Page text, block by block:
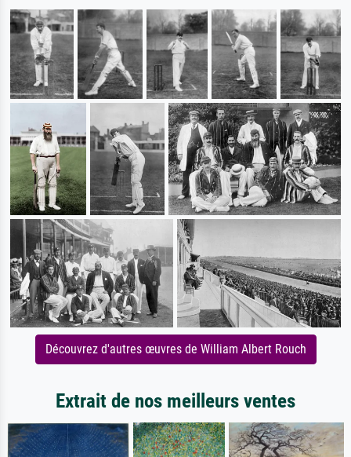
Découvrez d'autres œuvres de William Albert Rouch
Extrait de nos meilleurs ventes